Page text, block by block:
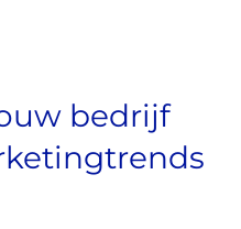
bedrijf